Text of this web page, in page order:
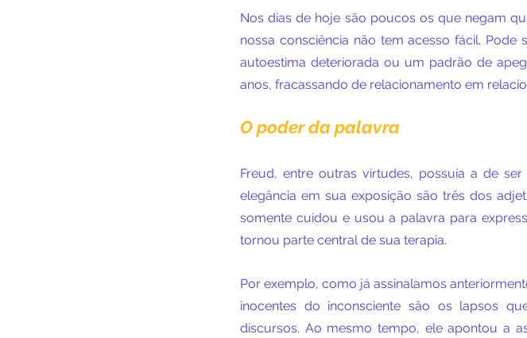
Nos dias de hoje são poucos os que negam
nossa consciência não tem acesso fácil.
autoestima deteriorada ou um padrão de
anos, fracassando de relacionamento em
O poder da palavra
Freud, entre outras virtudes, possuía a de
elegância em sua exposição são três dos
somente cuidou e usou a palavra para
tornou parte central de sua terapia.
Por exemplo, como já assinalamos
inocentes do inconsciente são os lapsos
discursos. Ao mesmo tempo, ele apontou a